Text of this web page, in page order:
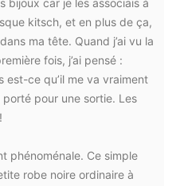
bijoux car je les associais à
kitsch, et en plus de ça,
ma tête. Quand j’ai vu la
fois, j’ai pensé :
est-ce qu’il me va vraiment
porté pour une sortie. Les
phénoménale. Ce simple
robe noire ordinaire à